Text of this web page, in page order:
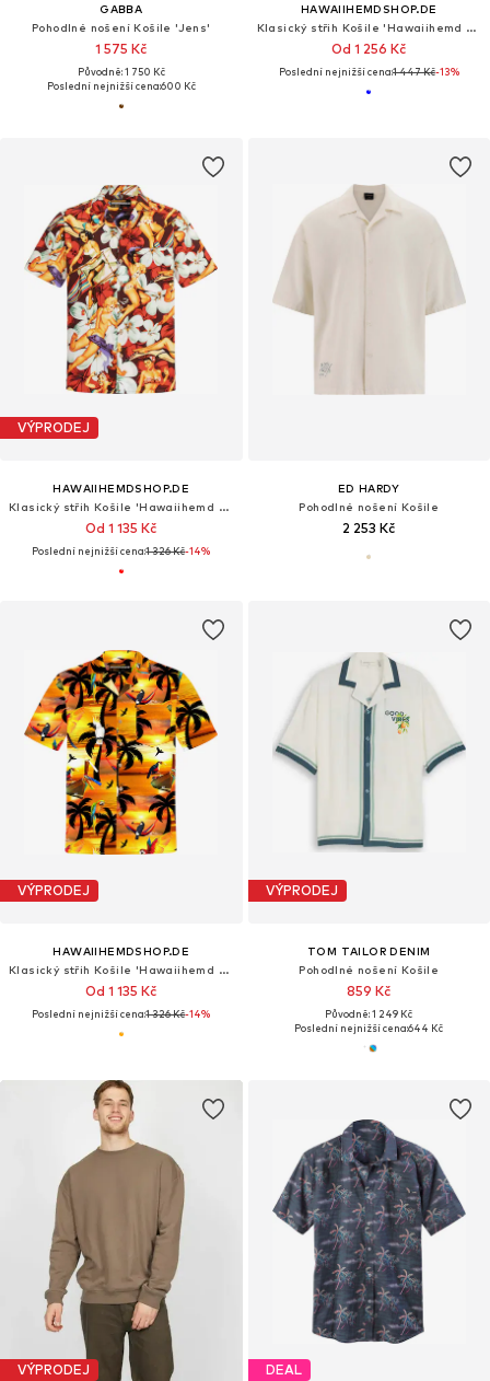
GABBA
Pohodlné nošení Košile 'Jens'
1 575 Kč
Původně: 1 750 Kč
Poslední nejnižší cena:600 Kč
HAWAIIHEMDSHOP.DE
Klasický střih Košile 'Hawaiihemd Flower Girls (blue) 2.0'
Od 1 256 Kč
Poslední nejnižší cena:1 447 Kč-13%
VÝPRODEJ
HAWAIIHEMDSHOP.DE
Klasický střih Košile 'Hawaiihemd Flower Girls (red) 2.0'
Od 1 135 Kč
Poslední nejnižší cena:1 326 Kč-14%
ED HARDY
Pohodlné nošení Košile
2 253 Kč
VÝPRODEJ
HAWAIIHEMDSHOP.DE
Klasický střih Košile 'Hawaiihemd "Sunshine Parrots"'
Od 1 135 Kč
Poslední nejnižší cena:1 326 Kč-14%
VÝPRODEJ
TOM TAILOR DENIM
Pohodlné nošení Košile
859 Kč
Původně: 1 249 Kč
Poslední nejnižší cena:644 Kč
VÝPRODEJ DEAL